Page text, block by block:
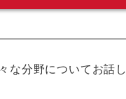
な分野についてお話し